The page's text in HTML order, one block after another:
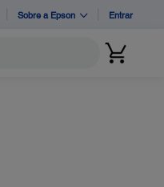
Sobre a Epson Entrar